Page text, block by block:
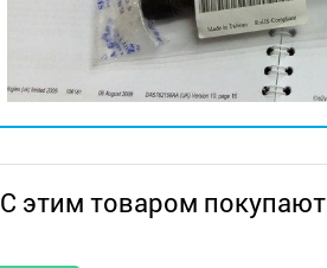
С этим товаром покупают